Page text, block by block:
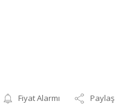
Fiyat Alarmı Paylaş